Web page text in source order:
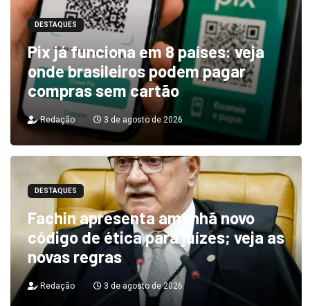
DESTAQUES
Pix já funciona em 8 países: veja
onde brasileiros podem pagar
compras sem cartão
Redação 3 de agosto de 2026
DESTAQUES
Fachin apresenta amanhã novo
código de ética para juízes; veja as
novas regras
Redação 3 de agosto de 2026